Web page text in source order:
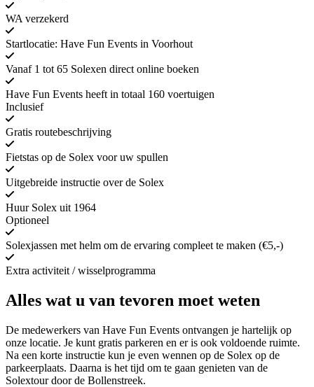
WA verzekerd
Startlocatie: Have Fun Events in Voorhout
Vanaf 1 tot 65 Solexen direct online boeken
Have Fun Events heeft in totaal 160 voertuigen
Inclusief
Gratis routebeschrijving
Fietstas op de Solex voor uw spullen
Uitgebreide instructie over de Solex
Huur Solex uit 1964
Optioneel
Solexjassen met helm om de ervaring compleet te maken (€5,-)
Extra activiteit / wisselprogramma
Alles wat u van tevoren moet weten
De medewerkers van Have Fun Events ontvangen je hartelijk op
onze locatie. Je kunt gratis parkeren en er is ook voldoende ruimte.
Na een korte instructie kun je even wennen op de Solex op de
parkeerplaats. Daarna is het tijd om te gaan genieten van de
Solextour door de Bollenstreek.